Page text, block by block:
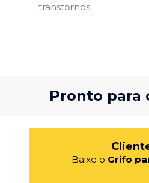
transtornos.
Pronto para
Baixe o Grifo